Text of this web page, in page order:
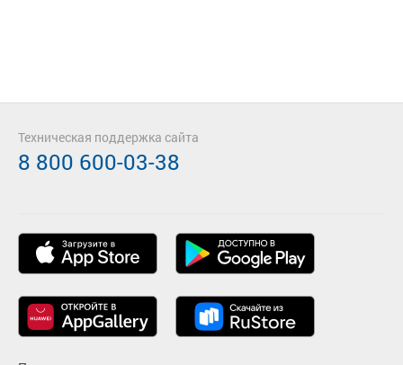
Техническая поддержка сайта
8 800 600-03-38